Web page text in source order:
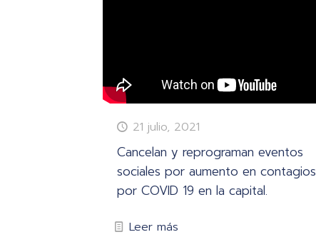
21 julio, 2021
Cancelan y reprograman eventos
sociales por aumento en contagios
por COVID 19 en la capital.
Leer más